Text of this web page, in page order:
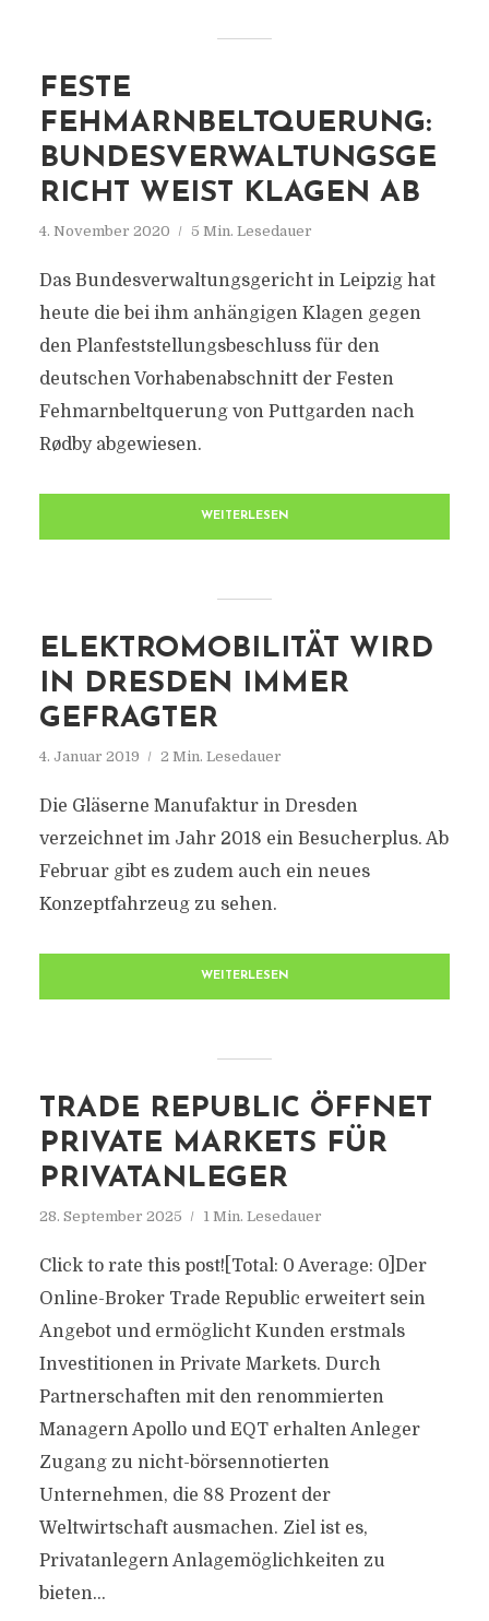
FESTE
FEHMARNBELTQUERUNG:
BUNDESVERWALTUNGSGE
RICHT WEIST KLAGEN AB
4. November 2020 5 Min. Lesedauer
Das Bundesverwaltungsgericht in Leipzig hat
heute die bei ihm anhängigen Klagen gegen
den Planfeststellungsbeschluss für den
deutschen Vorhabenabschnitt der Festen
Fehmarnbeltquerung von Puttgarden nach
Rødby abgewiesen.
WEITERLESEN
ELEKTROMOBILITÄT WIRD
IN DRESDEN IMMER
GEFRAGTER
4. Januar 2019 2 Min. Lesedauer
Die Gläserne Manufaktur in Dresden
verzeichnet im Jahr 2018 ein Besucherplus. Ab
Februar gibt es zudem auch ein neues
Konzeptfahrzeug zu sehen.
WEITERLESEN
TRADE REPUBLIC ÖFFNET
PRIVATE MARKETS FÜR
PRIVATANLEGER
28. September 2025 1 Min. Lesedauer
Click to rate this post![Total: 0 Average: 0]Der
Online-Broker Trade Republic erweitert sein
Angebot und ermöglicht Kunden erstmals
Investitionen in Private Markets. Durch
Partnerschaften mit den renommierten
Managern Apollo und EQT erhalten Anleger
Zugang zu nicht-börsennotierten
Unternehmen, die 88 Prozent der
Weltwirtschaft ausmachen. Ziel ist es,
Privatanlegern Anlagemöglichkeiten zu
bieten...